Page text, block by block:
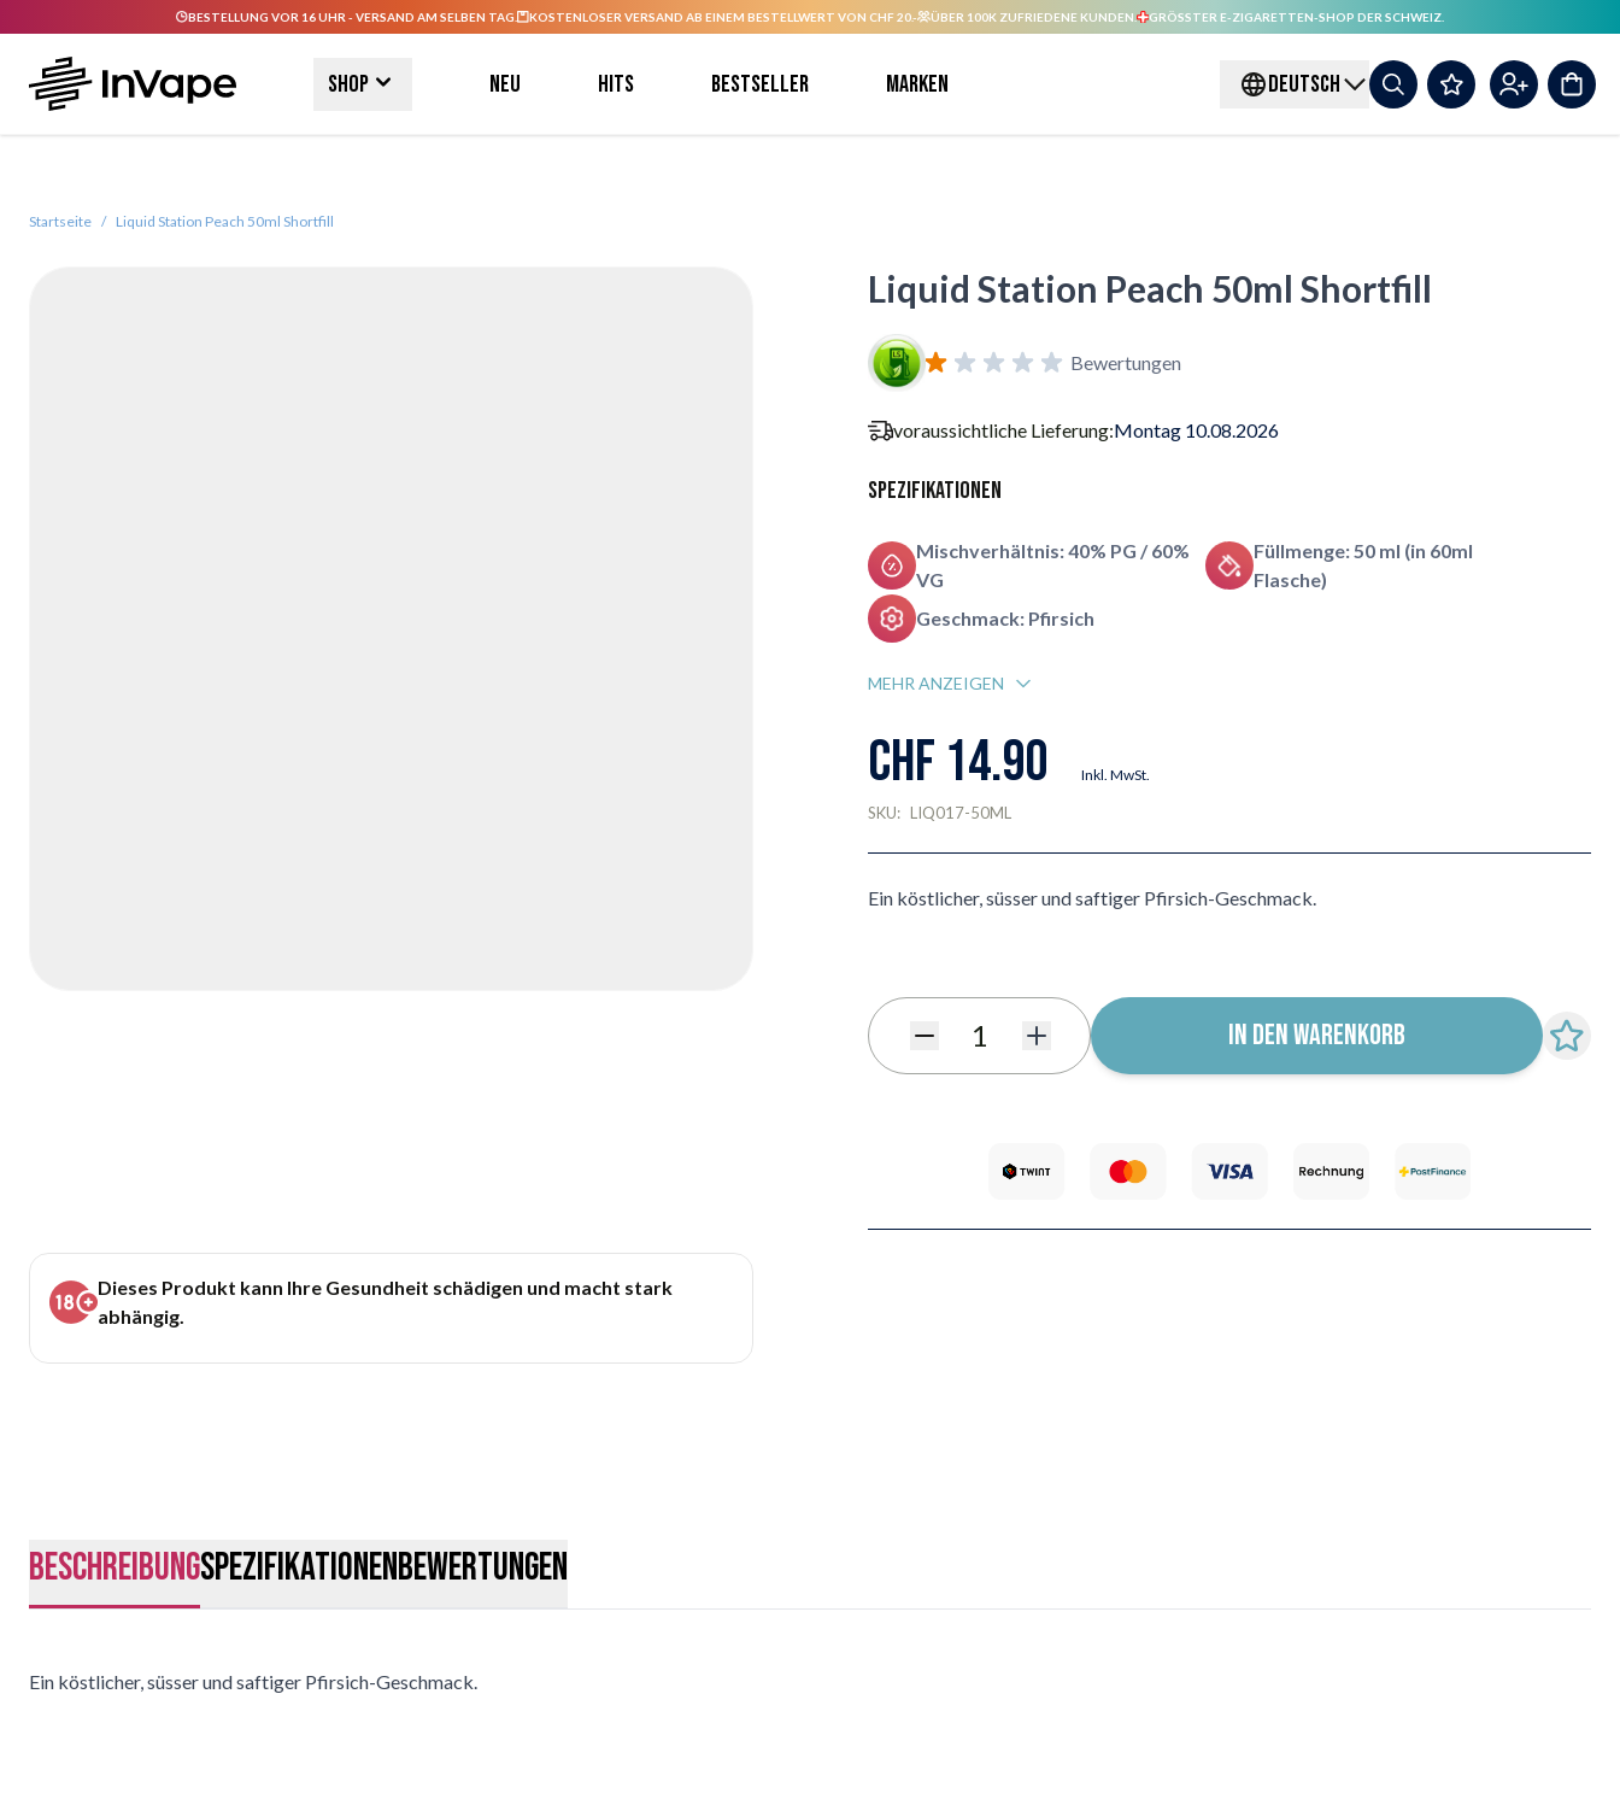
BESTELLUNG VOR 16 UHR - VERSAND AM SELBEN TAG. KOSTENLOSER VERSAND AB EINEM BESTELLWERT VON CHF 20.- ÜBER 100K ZUFRIEDENE KUNDEN. GRÖSSTER E-ZIGARETTEN-SHOP DER SCHWEIZ.
Shop Neu Hits Bestseller Marken DEUTSCH
Startseite / Liquid Station Peach 50ml Shortfill
Dieses Produkt kann Ihre Gesundheit schädigen und macht stark
abhängig.
Liquid Station Peach 50ml Shortfill
Bewertungen
voraussichtliche Lieferung:Montag 10.08.2026
Spezifikationen
Mischverhältnis: 40% PG / 60%
VG
Füllmenge: 50 ml (in 60ml
Flasche)
Geschmack: Pfirsich
MEHR ANZEIGEN
CHF 14.90 Inkl. MwSt.
SKU: LIQ017-50ML
Ein köstlicher, süsser und saftiger Pfirsich-Geschmack.
IN DEN WARENKORB
BeschreibungSpezifikationenBewertungen
Ein köstlicher, süsser und saftiger Pfirsich-Geschmack.